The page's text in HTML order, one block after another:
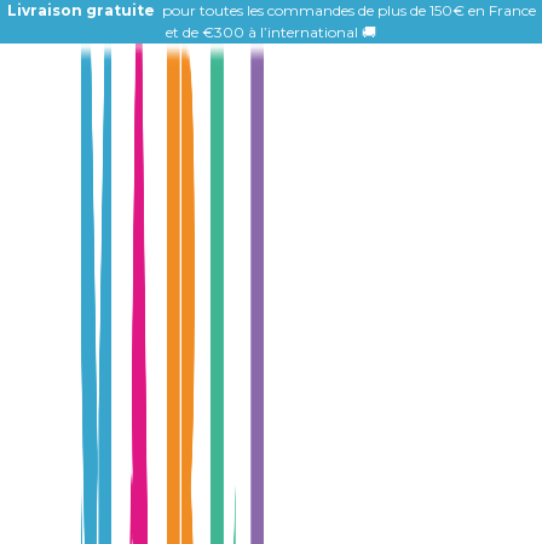
Livraison gratuite pour toutes les commandes de plus de 150€ en France
et de €300 à l’international 🚚